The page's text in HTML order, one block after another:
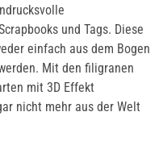
und Tags. Diese
einfach aus dem Bogen
Mit den filigranen
mit 3D Effekt
nicht mehr aus der Welt